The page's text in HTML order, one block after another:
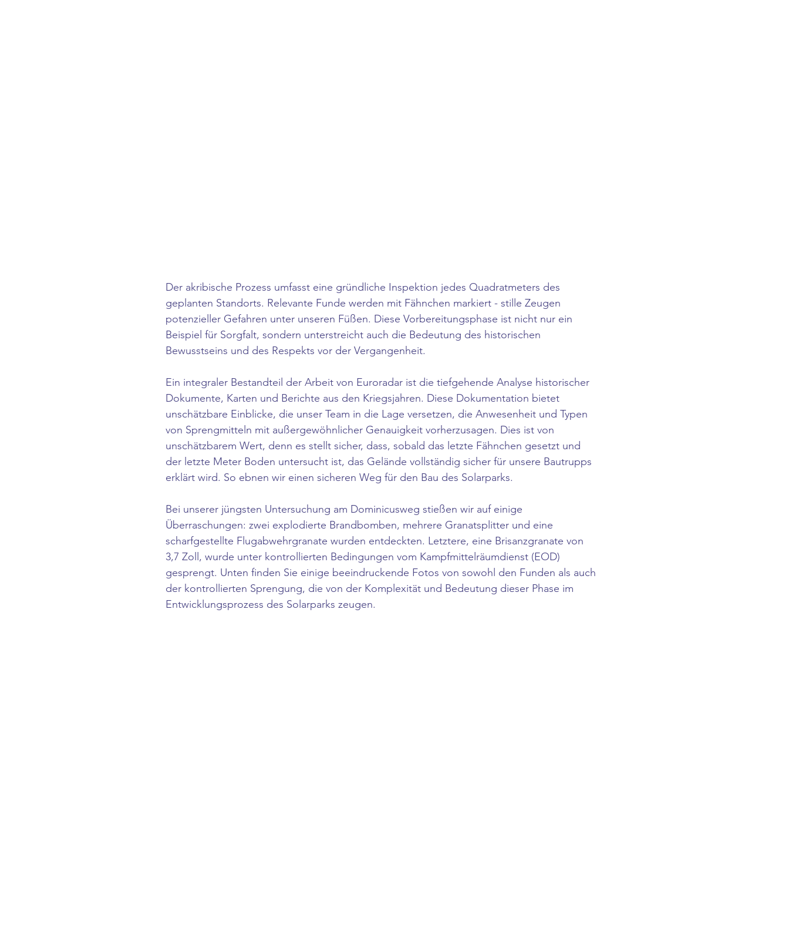
Der akribische Prozess umfasst eine gründliche Inspektion jedes Quadratmeters des
geplanten Standorts. Relevante Funde werden mit Fähnchen markiert - stille Zeugen
potenzieller Gefahren unter unseren Füßen. Diese Vorbereitungsphase ist nicht nur ein
Beispiel für Sorgfalt, sondern unterstreicht auch die Bedeutung des historischen
Bewusstseins und des Respekts vor der Vergangenheit.
Ein integraler Bestandteil der Arbeit von Euroradar ist die tiefgehende Analyse historischer
Dokumente, Karten und Berichte aus den Kriegsjahren. Diese Dokumentation bietet
unschätzbare Einblicke, die unser Team in die Lage versetzen, die Anwesenheit und Typen
von Sprengmitteln mit außergewöhnlicher Genauigkeit vorherzusagen. Dies ist von
unschätzbarem Wert, denn es stellt sicher, dass, sobald das letzte Fähnchen gesetzt und
der letzte Meter Boden untersucht ist, das Gelände vollständig sicher für unsere Bautrupps
erklärt wird. So ebnen wir einen sicheren Weg für den Bau des Solarparks.
Bei unserer jüngsten Untersuchung am Dominicusweg stießen wir auf einige
Überraschungen: zwei explodierte Brandbomben, mehrere Granatsplitter und eine
scharfgestellte Flugabwehrgranate wurden entdeckten. Letztere, eine Brisanzgranate von
3,7 Zoll, wurde unter kontrollierten Bedingungen vom Kampfmittelräumdienst (EOD)
gesprengt. Unten finden Sie einige beeindruckende Fotos von sowohl den Funden als auch
der kontrollierten Sprengung, die von der Komplexität und Bedeutung dieser Phase im
Entwicklungsprozess des Solarparks zeugen.